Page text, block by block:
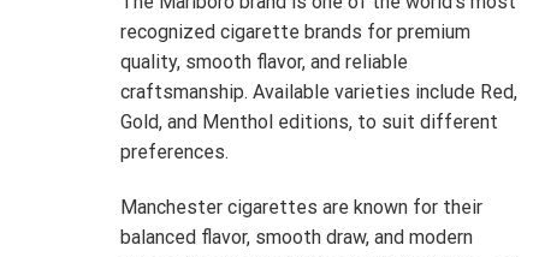
recognized cigarette brands for premium
quality, smooth flavor, and reliable
craftsmanship. Available varieties include Red,
Gold, and Menthol editions, to suit different
preferences.
Manchester cigarettes are known for their
balanced flavor, smooth draw, and modern